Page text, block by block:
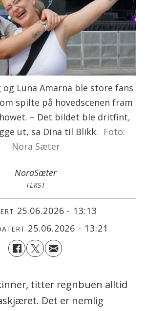
Luna Amarna ble store fans
spilte på hovedscenen fram
– Det bildet ble dritfint,
ut, sa Dina til Blikk. Foto:
Nora Sæter
NoraSæter
TEKST
25.06.2026 - 13:13
25.06.2026 - 13:21
titter regnbuen alltid
Det er nemlig